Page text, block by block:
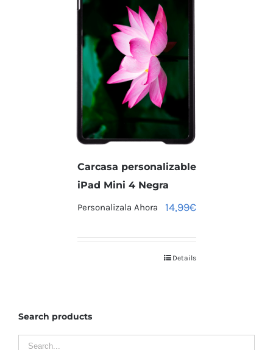
Carcasa personalizable
iPad Mini 4 Negra
Personalizala Ahora 14,99€
Details
Search products